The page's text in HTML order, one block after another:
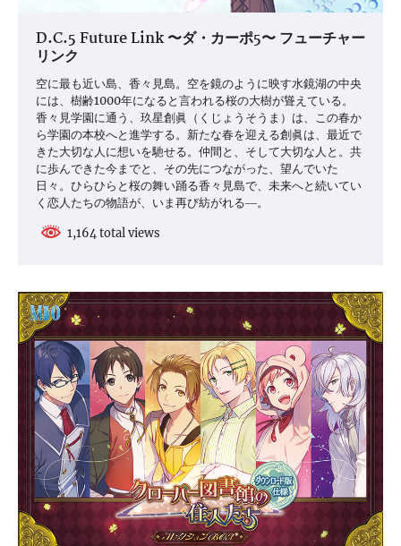
D.C.5 Future Link 〜ダ・カーポ5〜 フューチャー
リンク
空に最も近い島、香々見島。空を鏡のように映す水鏡湖の中央
には、樹齢1000年になると言われる桜の大樹が聳えている。
香々見学園に通う、玖星創眞（くじょうそうま）は、この春か
ら学園の本校へと進学する。新たな春を迎える創眞は、最近で
きた大切な人に想いを馳せる。仲間と、そして大切な人と。共
に歩んできた今までと、その先につながった、望んでいた
日々。ひらひらと桜の舞い踊る香々見島で、未来へと続いてい
く恋人たちの物語が、いま再び紡がれる―。
1,164 total views